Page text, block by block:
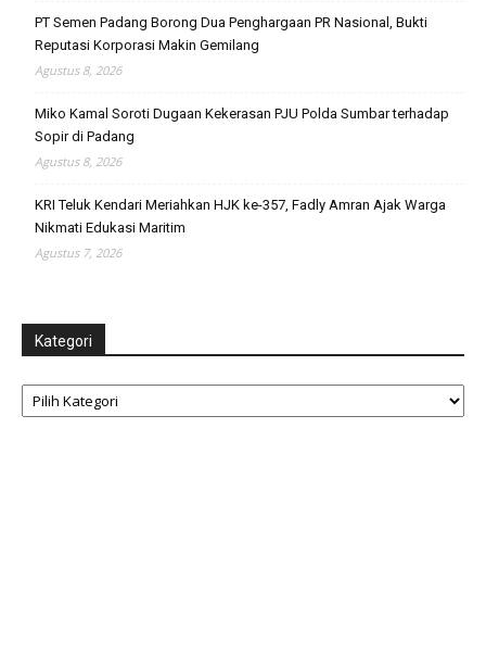
PT Semen Padang Borong Dua Penghargaan PR Nasional, Bukti
Reputasi Korporasi Makin Gemilang
Agustus 8, 2026
Miko Kamal Soroti Dugaan Kekerasan PJU Polda Sumbar terhadap
Sopir di Padang
Agustus 8, 2026
KRI Teluk Kendari Meriahkan HJK ke-357, Fadly Amran Ajak Warga
Nikmati Edukasi Maritim
Agustus 7, 2026
Kategori
Kategori